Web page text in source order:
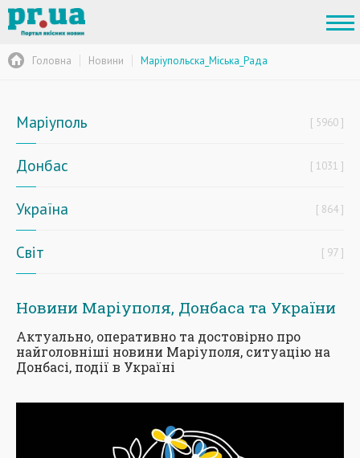
Головна Новини Маріупольска_Міська_Рада
Маріуполь 5960
Донбас 1031
Україна 864
Світ 97
Новини Маріуполя, Донбаса та України
Актуально, оперативно та достовірно про
найголовніші новини Маріуполя, ситуацію на
Донбасі, події в Україні